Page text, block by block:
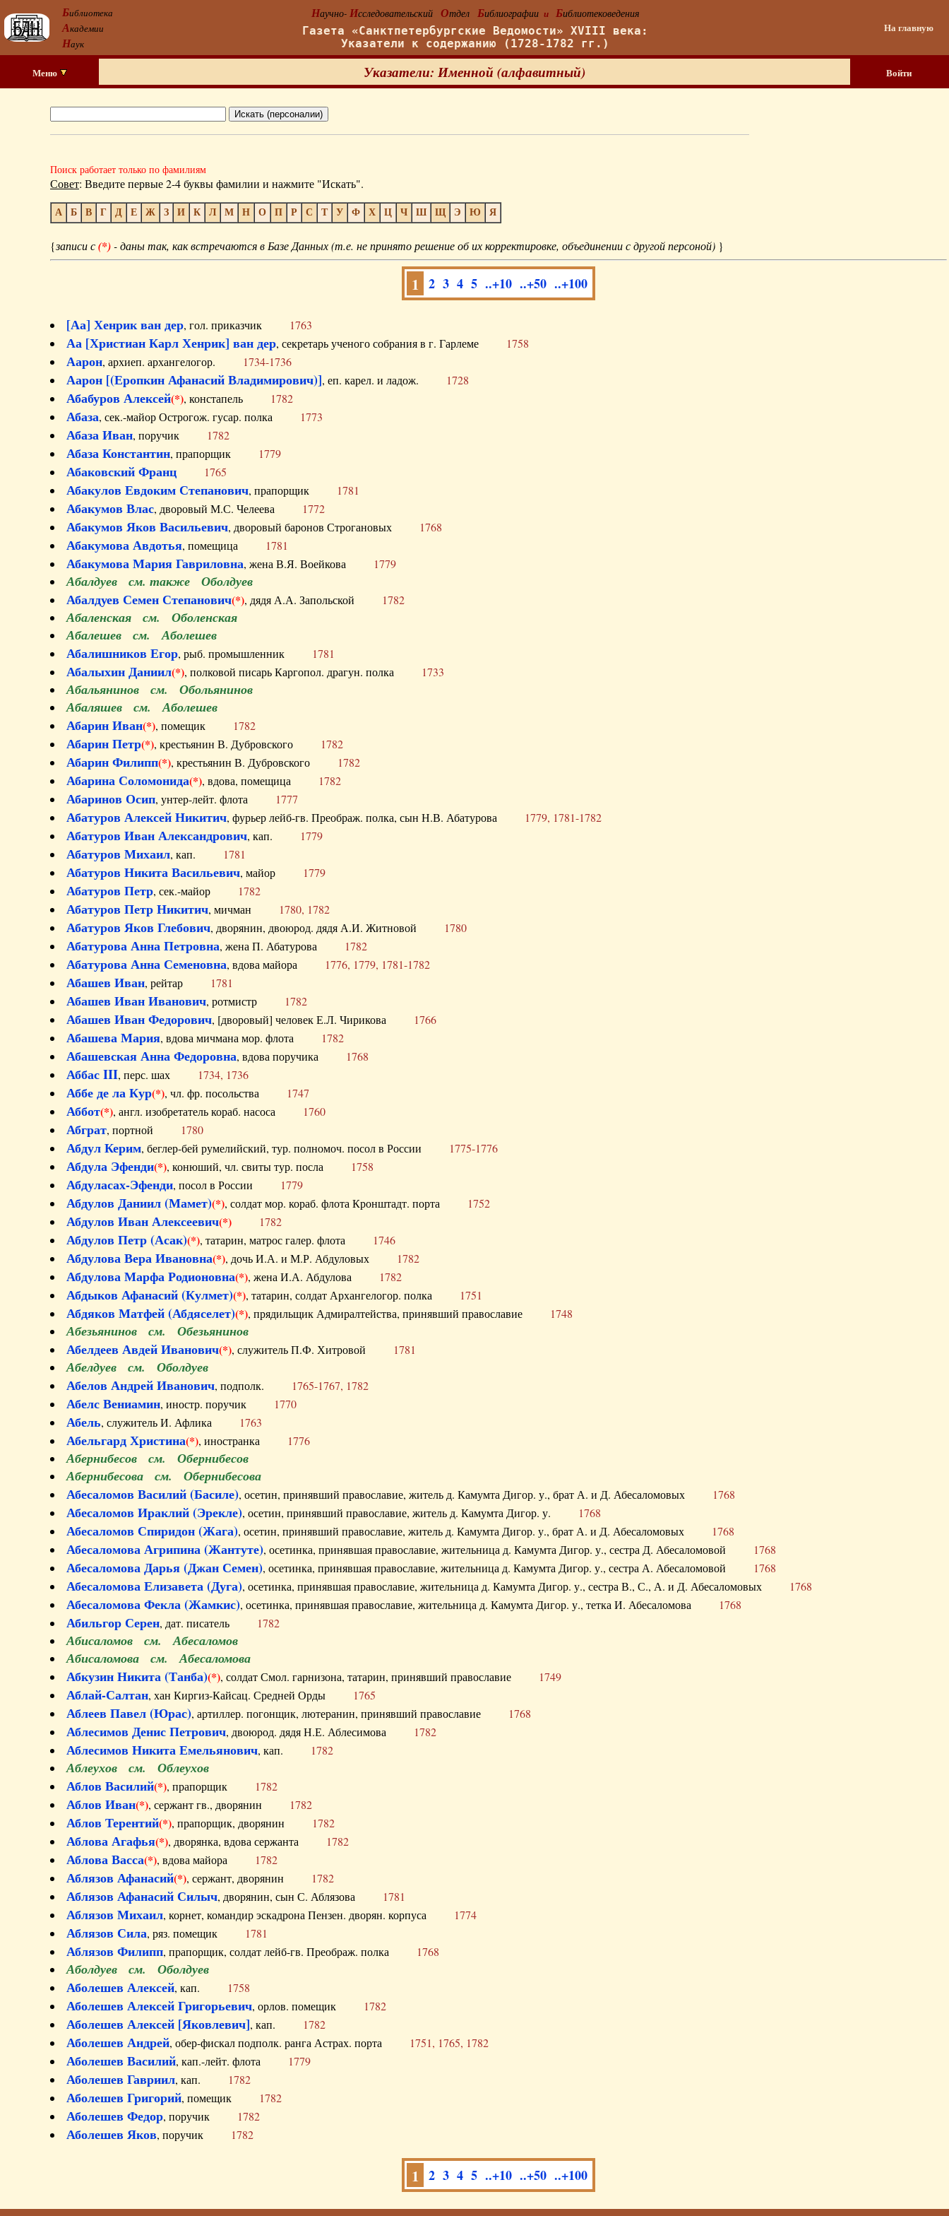
Библиотека
Академии
Наук
Научно- Исследовательский Отдел Библиографии и Библиотековедения
Газета «Санктпетербургские Ведомости» XVIII века:
Указатели к содержанию (1728-1782 гг.)
На главную
Меню Указатели: Именной (алфавитный) Войти
Поиск работает только по фамилиям
Совет: Введите первые 2-4 буквы фамилии и нажмите "Искать".
А Б В Г Д Е Ж З И К Л М Н О П Р С Т У Ф Х Ц Ч Ш Щ Э Ю Я
{записи с(*)- даны так, как встречаются в Базе Данных (т.е. не принято решение об их корректировке, объединении с другой персоной) }
1 2 3 4 5 ..+10 ..+50 ..+100
[Аа] Хенрик ван дер, гол. приказчик 1763
Аа [Христиан Карл Хенрик] ван дер, секретарь ученого собрания в г. Гарлеме 1758
Аарон, архиеп. архангелогор. 1734-1736
Аарон [(Еропкин Афанасий Владимирович)], еп. карел. и ладож. 1728
Абабуров Алексей(*), констапель 1782
Абаза, сек.-майор Острогож. гусар. полка 1773
Абаза Иван, поручик 1782
Абаза Константин, прапорщик 1779
Абаковский Франц 1765
Абакулов Евдоким Степанович, прапорщик 1781
Абакумов Влас, дворовый М.С. Челеева 1772
Абакумов Яков Васильевич, дворовый баронов Строгановых 1768
Абакумова Авдотья, помещица 1781
Абакумова Мария Гавриловна, жена В.Я. Воейкова 1779
Абалдуев см. также Оболдуев
Абалдуев Семен Степанович(*), дядя А.А. Запольской 1782
Абаленская см. Оболенская
Абалешев см. Аболешев
Абалишников Егор, рыб. промышленник 1781
Абалыхин Даниил(*), полковой писарь Каргопол. драгун. полка 1733
Абальянинов см. Обольянинов
Абаляшев см. Аболешев
Абарин Иван(*), помещик 1782
Абарин Петр(*), крестьянин В. Дубровского 1782
Абарин Филипп(*), крестьянин В. Дубровского 1782
Абарина Соломонида(*), вдова, помещица 1782
Абаринов Осип, унтер-лейт. флота 1777
Абатуров Алексей Никитич, фурьер лейб-гв. Преображ. полка, сын Н.В. Абатурова 1779, 1781-1782
Абатуров Иван Александрович, кап. 1779
Абатуров Михаил, кап. 1781
Абатуров Никита Васильевич, майор 1779
Абатуров Петр, сек.-майор 1782
Абатуров Петр Никитич, мичман 1780, 1782
Абатуров Яков Глебович, дворянин, двоюрод. дядя А.И. Житновой 1780
Абатурова Анна Петровна, жена П. Абатурова 1782
Абатурова Анна Семеновна, вдова майора 1776, 1779, 1781-1782
Абашев Иван, рейтар 1781
Абашев Иван Иванович, ротмистр 1782
Абашев Иван Федорович, [дворовый] человек Е.Л. Чирикова 1766
Абашева Мария, вдова мичмана мор. флота 1782
Абашевская Анна Федоровна, вдова поручика 1768
Аббас III, перс. шах 1734, 1736
Аббе де ла Кур(*), чл. фр. посольства 1747
Аббот(*), англ. изобретатель кораб. насоса 1760
Абграт, портной 1780
Абдул Керим, беглер-бей румелийский, тур. полномоч. посол в России 1775-1776
Абдула Эфенди(*), конюший, чл. свиты тур. посла 1758
Абдуласах-Эфенди, посол в России 1779
Абдулов Даниил (Мамет)(*), солдат мор. кораб. флота Кронштадт. порта 1752
Абдулов Иван Алексеевич(*) 1782
Абдулов Петр (Асак)(*), татарин, матрос галер. флота 1746
Абдулова Вера Ивановна(*), дочь И.А. и М.Р. Абдуловых 1782
Абдулова Марфа Родионовна(*), жена И.А. Абдулова 1782
Абдыков Афанасий (Кулмет)(*), татарин, солдат Архангелогор. полка 1751
Абдяков Матфей (Абдяселет)(*), прядильщик Адмиралтейства, принявший православие 1748
Абезьянинов см. Обезьянинов
Абелдеев Авдей Иванович(*), служитель П.Ф. Хитровой 1781
Абелдуев см. Оболдуев
Абелов Андрей Иванович, подполк. 1765-1767, 1782
Абелс Вениамин, иностр. поручик 1770
Абель, служитель И. Афлика 1763
Абельгард Христина(*), иностранка 1776
Абернибесов см. Обернибесов
Абернибесова см. Обернибесова
Абесаломов Василий (Басиле), осетин, принявший православие, житель д. Камумта Дигор. у., брат А. и Д. Абесаломовых 1768
Абесаломов Ираклий (Эрекле), осетин, принявший православие, житель д. Камумта Дигор. у. 1768
Абесаломов Спиридон (Жага), осетин, принявший православие, житель д. Камумта Дигор. у., брат А. и Д. Абесаломовых 1768
Абесаломова Агрипина (Жантуте), осетинка, принявшая православие, жительница д. Камумта Дигор. у., сестра Д. Абесаломовой 1768
Абесаломова Дарья (Джан Семен), осетинка, принявшая православие, жительница д. Камумта Дигор. у., сестра А. Абесаломовой 1768
Абесаломова Елизавета (Дуга), осетинка, принявшая православие, жительница д. Камумта Дигор. у., сестра В., С., А. и Д. Абесаломовых 1768
Абесаломова Фекла (Жамкис), осетинка, принявшая православие, жительница д. Камумта Дигор. у., тетка И. Абесаломова 1768
Абильгор Серен, дат. писатель 1782
Абисаломов см. Абесаломов
Абисаломова см. Абесаломова
Абкузин Никита (Танба)(*), солдат Смол. гарнизона, татарин, принявший православие 1749
Аблай-Салтан, хан Киргиз-Кайсац. Средней Орды 1765
Аблеев Павел (Юрас), артиллер. погонщик, лютеранин, принявший православие 1768
Аблесимов Денис Петрович, двоюрод. дядя Н.Е. Аблесимова 1782
Аблесимов Никита Емельянович, кап. 1782
Аблеухов см. Облеухов
Аблов Василий(*), прапорщик 1782
Аблов Иван(*), сержант гв., дворянин 1782
Аблов Терентий(*), прапорщик, дворянин 1782
Аблова Агафья(*), дворянка, вдова сержанта 1782
Аблова Васса(*), вдова майора 1782
Аблязов Афанасий(*), сержант, дворянин 1782
Аблязов Афанасий Силыч, дворянин, сын С. Аблязова 1781
Аблязов Михаил, корнет, командир эскадрона Пензен. дворян. корпуса 1774
Аблязов Сила, ряз. помещик 1781
Аблязов Филипп, прапорщик, солдат лейб-гв. Преображ. полка 1768
Аболдуев см. Оболдуев
Аболешев Алексей, кап. 1758
Аболешев Алексей Григорьевич, орлов. помещик 1782
Аболешев Алексей [Яковлевич], кап. 1782
Аболешев Андрей, обер-фискал подполк. ранга Астрах. порта 1751, 1765, 1782
Аболешев Василий, кап.-лейт. флота 1779
Аболешев Гавриил, кап. 1782
Аболешев Григорий, помещик 1782
Аболешев Федор, поручик 1782
Аболешев Яков, поручик 1782
1 2 3 4 5 ..+10 ..+50 ..+100